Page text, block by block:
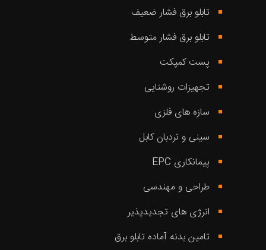
تابلو برق فشار ضعیف
تابلو برق فشار متوسط
پست کمپکت
تجهیزات روشنایی
سازه های فلزی
سینی و نردبان کابل
پیمانکاری EPC
طراحی و مهندسی
انرژی های تجدیدپذیر
تامین بدنه آماده تابلو برق